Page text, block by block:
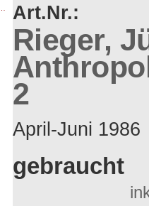
(67)
Art.Nr.:
Rieger,
2
April-Juni 1986
gebraucht